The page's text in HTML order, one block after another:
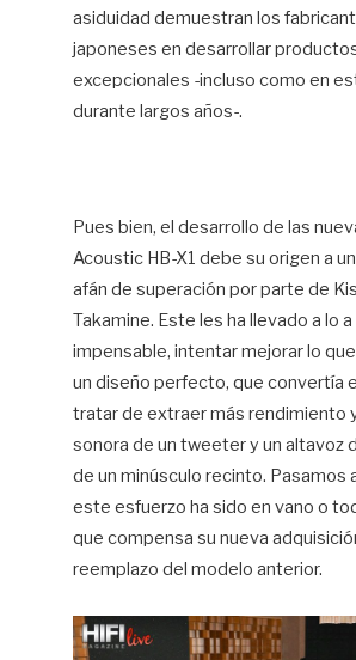
asiduidad demuestran los
japoneses en desarrollar
excepcionales -incluso como en
durante largos años-.
Pues bien, el desarrollo de las
Acoustic HB-X1 debe su origen a
afán de superación por parte de
Takamine. Este les ha llevado a lo
impensable, intentar mejorar lo
un diseño perfecto, que convertía
tratar de extraer más rendimiento
sonora de un tweeter y un altavoz
de un minúsculo recinto. Pasamos
este esfuerzo ha sido en vano o
que compensa su nueva
reemplazo del modelo anterior.